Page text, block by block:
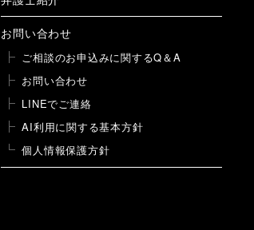
お問い合わせ
ご相談のお申込みに関するQ＆A
お問い合わせ
LINEでご連絡
AI利用に関する基本方針
個人情報保護方針